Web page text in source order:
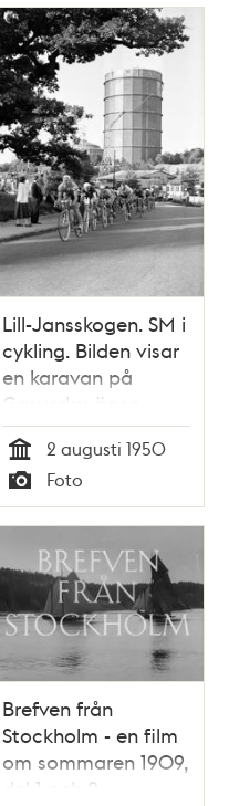
Lill-Jansskogen. SM i
cykling. Bilden visar
en karavan på
Gasverksvägen.
Harry Snell från
Borås och
Idrottsklubben Ymer
vann
Tid
2 augusti 1950
Typ
Foto
Brefven från
Stockholm - en film
om sommaren 1909,
del 1 och 2